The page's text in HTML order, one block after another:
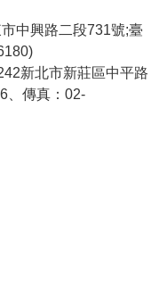
中興路二段731號;臺
新北市新莊區中平路
、傳真：02-